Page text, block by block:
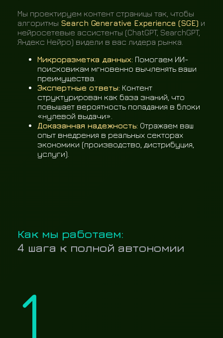
Мы проектируем контент страницы так, чтобы
алгоритмы Search Generative Experience (SGE) и
нейросетевые ассистенты (ChatGPT, SearchGPT,
Яндекс Нейро) видели в вас лидера рынка.
Микроразметка данных: Помогаем ИИ-
поисковикам мгновенно вычленять ваши
преимущества.
Экспертные ответы: Контент
структурирован как база знаний, что
повышает вероятность попадания в блоки
«нулевой выдачи».
Доказанная надежность: Отражаем ваш
опыт внедрения в реальных секторах
экономики (производство, дистрибуция,
услуги).
Как мы работаем:
4 шага к полной автономии
1